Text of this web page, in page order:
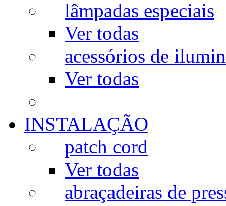
lâmpadas especiais
Ver todas
acessórios de
Ver todas
INSTALAÇÃO
patch cord
Ver todas
abraçadeiras de